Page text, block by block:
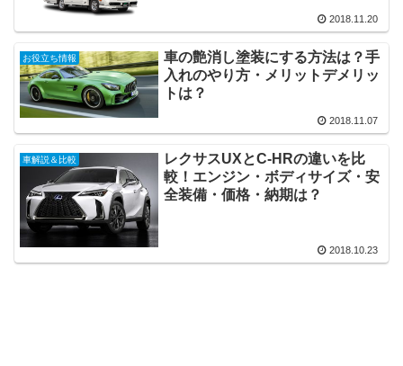
2018.11.20
お役立ち情報
車の艶消し塗装にする方法は？手
入れのやり方・メリットデメリッ
トは？
2018.11.07
車解説＆比較
レクサスUXとC-HRの違いを比
較！エンジン・ボディサイズ・安
全装備・価格・納期は？
2018.10.23